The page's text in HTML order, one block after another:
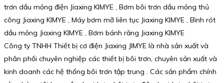
trơn dầu mỏng điện Jiaxing KIMYE , Bơm bôi trơn dầu mỏng thủ
công Jiaxing KIMYE , Máy bơm mỡ liên tục Jiaxing KIMYE , Bình rót
dầu mỏng Jiaxing KIMYE , Bơm bánh răng Jiaxing KIMYE
Công ty TNHH Thiết bị cơ điện Jiaxing JIMYE là nhà sản xuất và
phân phối chuyên nghiệp các thiết bị bôi trơn, chuyên sản xuất và
kinh doanh các hệ thống bôi trơn tập trung . Các sản phẩm chính